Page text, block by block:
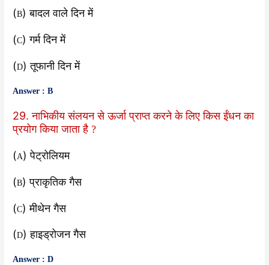
(B) बादल वाले दिन में
(C) गर्म दिन में
(D) तूफानी दिन में
Answer : B
29. नाभिकीय संलयन से ऊर्जा प्राप्त करने के लिए किस ईंधन का
प्रयोग किया जाता है ?
(A) पेट्रोलियम
(B) प्राकृतिक गैस
(C) मीथेन गैस
(D) हाइड्रोजन गैस
Answer : D